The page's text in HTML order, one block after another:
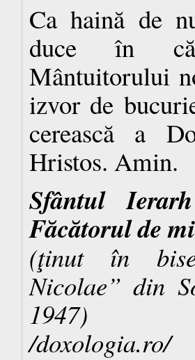
Ca haină de
duce în
Mântuitorului
izvor de
cerească a
Hristos. Amin.
Sfântul
Făcătorul de
(ţinut în
Nicolae” din
1947)
/doxologia.ro/